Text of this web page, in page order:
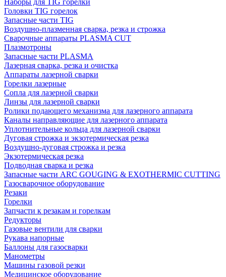
Наборы для TIG горелки
Головки TIG горелок
Запасные части TIG
Воздушно-плазменная сварка, резка и строжка
Сварочные аппараты PLASMA CUT
Плазмотроны
Запасные части PLASMA
Лазерная сварка, резка и очистка
Аппараты лазерной сварки
Горелки лазерные
Сопла для лазерной сварки
Линзы для лазерной сварки
Ролики подающего механизма для лазерного аппарата
Каналы направляющие для лазерного аппарата
Уплотнительные кольца для лазерной сварки
Дуговая строжка и экзотермическая резка
Воздушно-дуговая строжка и резка
Экзотермическая резка
Подводная сварка и резка
Запасные части ARC GOUGING & EXOTHERMIC CUTTING
Газосварочное оборудование
Резаки
Горелки
Запчасти к резакам и горелкам
Редукторы
Газовые вентили для сварки
Рукава напорные
Баллоны для газосварки
Манометры
Машины газовой резки
Медицинское оборудование